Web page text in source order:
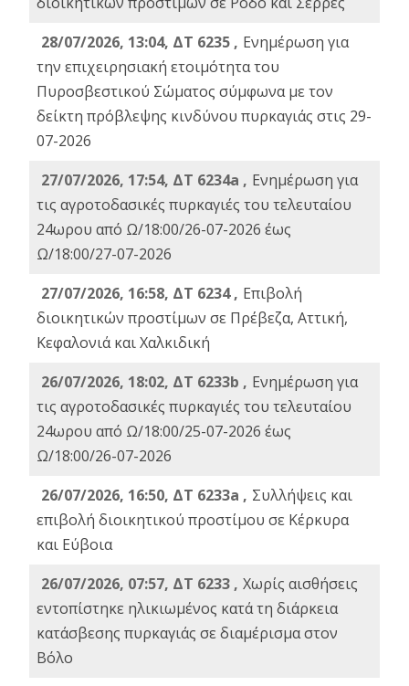
28/07/2026, 13:04, ΔΤ 6235 , Ενημέρωση για
την επιχειρησιακή ετοιμότητα του
Πυροσβεστικού Σώματος σύμφωνα με τον
δείκτη πρόβλεψης κινδύνου πυρκαγιάς στις 29-
07-2026
27/07/2026, 17:54, ΔΤ 6234a , Ενημέρωση για
τις αγροτοδασικές πυρκαγιές του τελευταίου
24ωρου από Ω/18:00/26-07-2026 έως
Ω/18:00/27-07-2026
27/07/2026, 16:58, ΔΤ 6234 , Eπιβολή
διοικητικών προστίμων σε Πρέβεζα, Αττική,
Κεφαλονιά και Χαλκιδική
26/07/2026, 18:02, ΔΤ 6233b , Ενημέρωση για
τις αγροτοδασικές πυρκαγιές του τελευταίου
24ωρου από Ω/18:00/25-07-2026 έως
Ω/18:00/26-07-2026
26/07/2026, 16:50, ΔΤ 6233a , Συλλήψεις και
επιβολή διοικητικού προστίμου σε Κέρκυρα
και Εύβοια
26/07/2026, 07:57, ΔΤ 6233 , Χωρίς αισθήσεις
εντοπίστηκε ηλικιωμένος κατά τη διάρκεια
κατάσβεσης πυρκαγιάς σε διαμέρισμα στον
Βόλο